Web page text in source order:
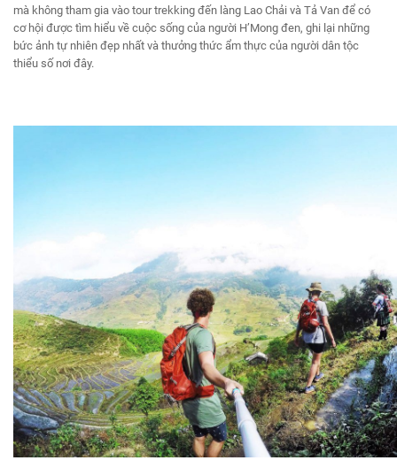
mà không tham gia vào tour trekking đến làng Lao Chải và Tả Van để có
cơ hội được tìm hiểu về cuộc sống của người H’Mong đen, ghi lại những
bức ảnh tự nhiên đẹp nhất và thưởng thức ẩm thực của người dân tộc
thiểu số nơi đây.